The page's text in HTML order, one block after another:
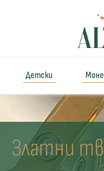
Детски
Златни